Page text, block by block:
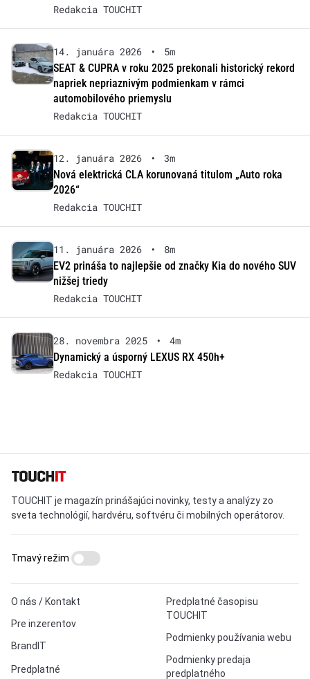
Redakcia TOUCHIT
14. januára 2026 •
5m
SEAT & CUPRA v roku 2025 prekonali historický rekord
napriek nepriaznivým podmienkam v rámci
automobilového priemyslu
Redakcia TOUCHIT
12. januára 2026 •
3m
Nová elektrická CLA korunovaná titulom „Auto roka
2026“
Redakcia TOUCHIT
11. januára 2026 •
8m
EV2 prináša to najlepšie od značky Kia do nového SUV
nižšej triedy
Redakcia TOUCHIT
28. novembra 2025 •
4m
Dynamický a úsporný LEXUS RX 450h+
Redakcia TOUCHIT
TOUCHIT je magazín prinášajúci novinky, testy a analýzy zo
sveta technológií, hardvéru, softvéru či mobilných operátorov.
O nás / Kontakt
Pre inzerentov
BrandIT
Predplatné
Predplatné časopisu
TOUCHIT
Podmienky používania webu
Podmienky predaja
predplatného
Tmavý režim